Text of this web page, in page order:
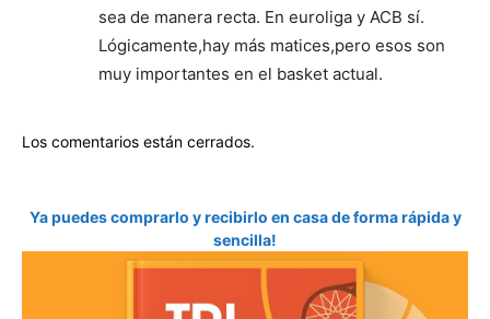
sea de manera recta. En euroliga y ACB sí.
Lógicamente,hay más matices,pero esos son
muy importantes en el basket actual.
Los comentarios están cerrados.
Ya puedes comprarlo y recibirlo en casa de forma rápida y
sencilla!